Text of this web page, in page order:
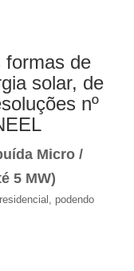
formas de
solar, de
nº
Micro /
5 MW)
podendo